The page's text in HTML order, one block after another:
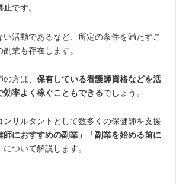
止です。
い活動であるなど、所定の条件を満たすこ
業も存在します。
方は、 保有している看護師資格などを活
率よく稼ぐこともできるでしょう。
ンサルタントとして数多くの保健師を支援
師におすすめの副業」「副業を始める前に
について解説します。